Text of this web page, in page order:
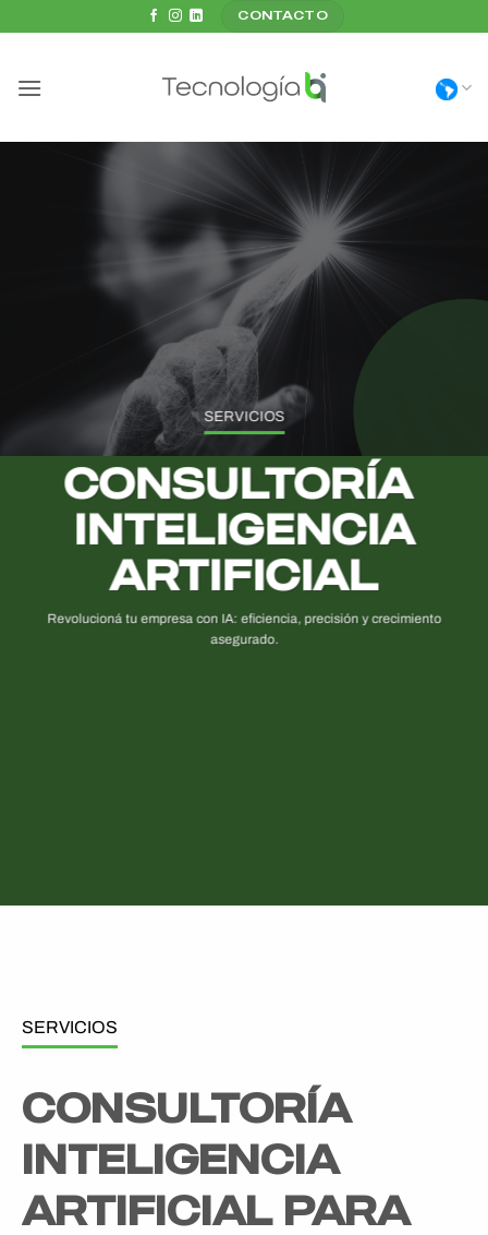
CONTACTO
SERVICIOS
CONSULTORÍA
INTELIGENCIA
ARTIFICIAL
Revolucioná tu empresa con IA: eficiencia, precisión y crecimiento
asegurado.
SERVICIOS
CONSULTORÍA
INTELIGENCIA
ARTIFICIAL PARA